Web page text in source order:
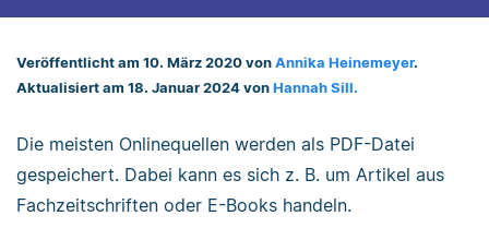
Veröffentlicht am 10. März 2020 von Annika Heinemeyer.
Aktualisiert am 18. Januar 2024 von Hannah Sill.
Die meisten Onlinequellen werden als PDF-Datei
gespeichert. Dabei kann es sich z. B. um Artikel aus
Fachzeitschriften oder E-Books handeln.